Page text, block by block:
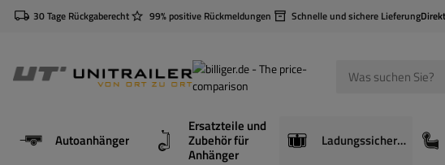
30 Tage Rückgaberecht 99% positive Rückmeldungen Schnelle und sichere Lieferung
Autoanhänger
Ersatzteile und
Zubehör für
Anhänger
Ladungssicherung